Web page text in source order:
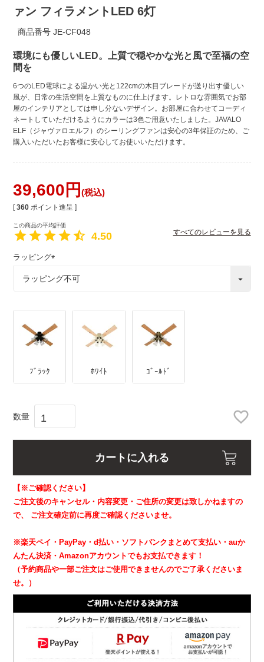
ァン フィラメントLED 6灯
商品番号 JE-CF048
環境にも優しいLED。上質で穏やかな光と風で至福の空
間を
6つのLED電球による温かい光と122cmの木目ブレードが送り出す優しい
風が、日常の生活空間を上質なものに仕上げます。レトロな雰囲気でお部
屋のインテリアとしては申し分ないデザイン。お部屋に合わせてコーディ
ネートしていただけるようにカラーは3色ご用意いたしました。JAVALO
ELF（ジャヴァロエルフ）のシーリングファンは安心の3年保証のため、ご
購入いただいたお客様に安心してお使いいただけます。
39,600 税込
[ 360 ポイント進呈 ]
4.50 すべてのレビューを見る
ラッピング
必
ﾌﾞﾗｯｸ ﾎﾜｲﾄ ｺﾞｰﾙﾄﾞ
カートに入れる
【※ご確認ください】
ご注文後のキャンセル・内容変更・ご住所の変更は致しかねますの
で、
ご注文確定前に再度ご確認くださいませ。
※楽天ペイ・PayPay・d払い・ソフトバンクまとめて支払い・auか
んたん決済・Amazonアカウントでもお支払できます！
（予約商品や一部ご注文はご使用できませんのでご了承くださいま
せ。）